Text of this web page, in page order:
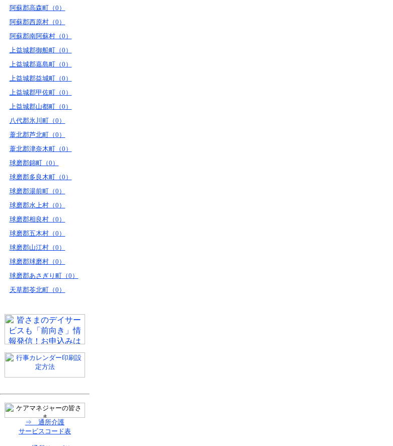
阿蘇郡高森町（0）
阿蘇郡西原村（0）
阿蘇郡南阿蘇村（0）
上益城郡御船町（0）
上益城郡嘉島町（0）
上益城郡益城町（0）
上益城郡甲佐町（0）
上益城郡山都町（0）
八代郡氷川町（0）
葦北郡芦北町（0）
葦北郡津奈木町（0）
球磨郡錦町（0）
球磨郡多良木町（0）
球磨郡湯前町（0）
球磨郡水上村（0）
球磨郡相良村（0）
球磨郡五木村（0）
球磨郡山江村（0）
球磨郡球磨村（0）
球磨郡あさぎり町（0）
天草郡苓北町（0）
⇒ 通所介護
サービスコード表